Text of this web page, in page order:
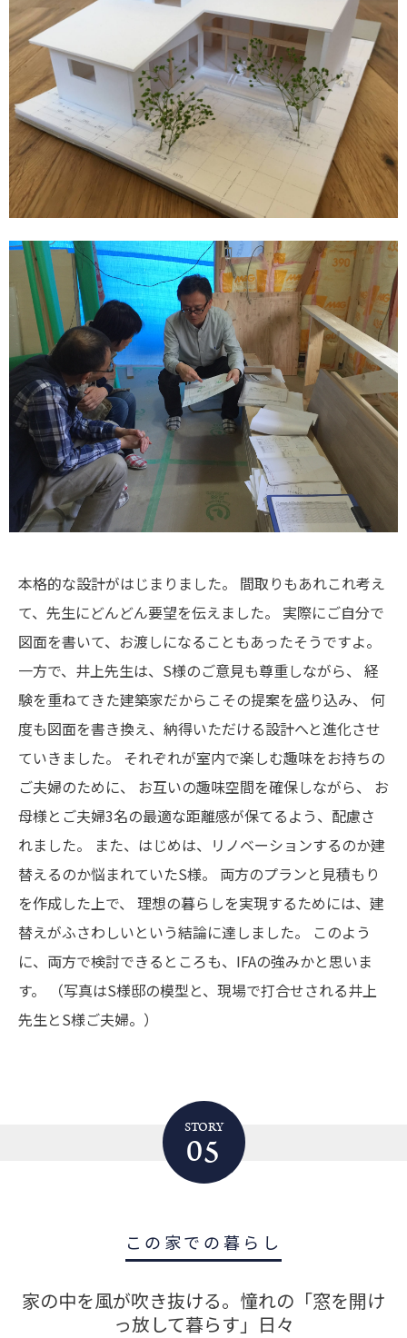
本格的な設計がはじまりました。
間取りもあれこれ考え
て、先生にどんどん要望を伝えました。
実際にご自分で
図面を書いて、お渡しになることもあったそうですよ。
一方で、井上先生は、S様のご意見も尊重しながら、 経
験を重ねてきた建築家だからこその提案を盛り込み、
何
度も図面を書き換え、納得いただける設計へと進化させ
ていきました。
それぞれが室内で楽しむ趣味をお持ちの
ご夫婦のために、
お互いの趣味空間を確保しながら、
お
母様とご夫婦3名の最適な距離感が保てるよう、配慮さ
れました。
また、はじめは、リノベーションするのか建
替えるのか悩まれていたS様。
両方のプランと見積もり
を作成した上で、 理想の暮らしを実現するためには、建
替えがふさわしいという結論に達しました。
このよう
に、両方で検討できるところも、IFAの強みかと思いま
す。
（写真はS様邸の模型と、現場で打合せされる井上
先生とS様ご夫婦。）
STORY
05
この家での暮らし
家の中を風が吹き抜ける。憧れの「窓を開け
っ放して暮らす」日々